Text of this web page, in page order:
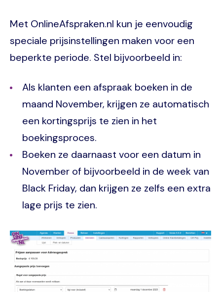
Met OnlineAfspraken.nl kun je eenvoudig
speciale prijsinstellingen maken voor een
beperkte periode. Stel bijvoorbeeld in:
Als klanten een afspraak boeken in de
maand November, krijgen ze automatisch
een kortingsprijs te zien in het
boekingsproces.
Boeken ze daarnaast voor een datum in
November of bijvoorbeeld in de week van
Black Friday, dan krijgen ze zelfs een extra
lage prijs te zien.
Image